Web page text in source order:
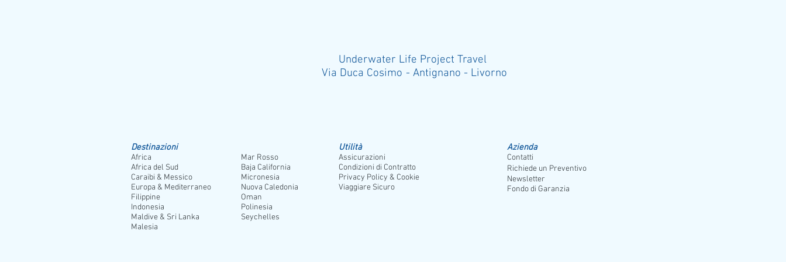
Underwater Life Project Travel
Via Duca Cosimo - Antignano - Livorno
Destinazioni
Africa
Africa del Sud
Caraibi & Messico
Europa & Mediterraneo
Filippine
Indonesia
Maldive & Sri Lanka
Malesia
Mar Rosso
Baja California
Micronesia
Nuova Caledonia
Oman
Polinesia
Seychelles
Utilità
Assicurazioni
Condizioni di Contratto
Privacy Policy & Cookie
Viaggiare Sicuro
Azienda
Contatti
Richiede un Preventivo
Newsletter
Fondo di Garanzia